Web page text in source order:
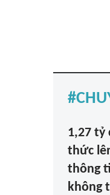
1,27 tỷ
thức
thông
không